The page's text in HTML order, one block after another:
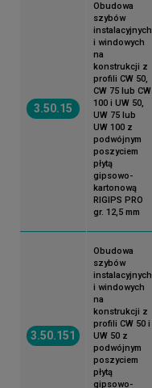
3.50.15
Obudowa
szybów
instalacyjnych
i windowych
na
konstrukcji z
profili CW 50,
CW 75 lub CW
100 i UW 50,
UW 75 lub
UW 100 z
podwójnym
poszyciem
płytą
gipsowo-
kartonową
RIGIPS PRO
gr. 12,5 mm
3.50.151
Obudowa
szybów
instalacyjnych
i windowych
na
konstrukcji z
profili CW 50 i
UW 50 z
podwójnym
poszyciem
płytą
gipsowo-